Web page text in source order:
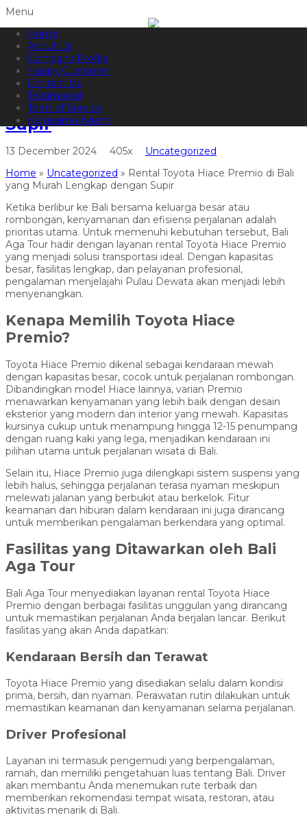
Menu
Home
About Us
Company Profile
Happy Customer
Contact Us
Testimonial
Term of Service
Kerjasama Agent
Informasi lebih lanjut?
Rental Toyota Hiace Premio di
Bali yang Murah Lengkap dengan
Supir
13 December 2024 405x
Uncategorized
Home » Uncategorized » Rental Toyota Hiace Premio di Bali
yang Murah Lengkap dengan Supir
Ketika berlibur ke Bali bersama keluarga besar atau
rombongan, kenyamanan dan efisiensi perjalanan adalah
prioritas utama. Untuk memenuhi kebutuhan tersebut, Bali
Aga Tour hadir dengan layanan rental Toyota Hiace Premio
yang menjadi solusi transportasi ideal. Dengan kapasitas
besar, fasilitas lengkap, dan pelayanan profesional,
pengalaman menjelajahi Pulau Dewata akan menjadi lebih
menyenangkan.
Kenapa Memilih Toyota Hiace
Premio?
Toyota Hiace Premio dikenal sebagai kendaraan mewah
dengan kapasitas besar, cocok untuk perjalanan rombongan.
Dibandingkan model Hiace lainnya, varian Premio
menawarkan kenyamanan yang lebih baik dengan desain
eksterior yang modern dan interior yang mewah. Kapasitas
kursinya cukup untuk menampung hingga 12-15 penumpang
dengan ruang kaki yang lega, menjadikan kendaraan ini
pilihan utama untuk perjalanan wisata di Bali.
Selain itu, Hiace Premio juga dilengkapi sistem suspensi yang
lebih halus, sehingga perjalanan terasa nyaman meskipun
melewati jalanan yang berbukit atau berkelok. Fitur
keamanan dan hiburan dalam kendaraan ini juga dirancang
untuk memberikan pengalaman berkendara yang optimal.
Fasilitas yang Ditawarkan oleh Bali
Aga Tour
Bali Aga Tour menyediakan layanan rental Toyota Hiace
Premio dengan berbagai fasilitas unggulan yang dirancang
untuk memastikan perjalanan Anda berjalan lancar. Berikut
fasilitas yang akan Anda dapatkan:
Kendaraan Bersih dan Terawat
Toyota Hiace Premio yang disediakan selalu dalam kondisi
prima, bersih, dan nyaman. Perawatan rutin dilakukan untuk
memastikan keamanan dan kenyamanan selama perjalanan.
Driver Profesional
Layanan ini termasuk pengemudi yang berpengalaman,
ramah, dan memiliki pengetahuan luas tentang Bali. Driver
akan membantu Anda menemukan rute terbaik dan
memberikan rekomendasi tempat wisata, restoran, atau
aktivitas menarik di Bali.